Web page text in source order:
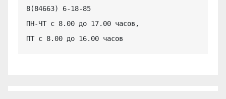
8(84663) 6-18-85
ПН-ЧТ с 8.00 до 17.00 часов,
ПТ с 8.00 до 16.00 часов